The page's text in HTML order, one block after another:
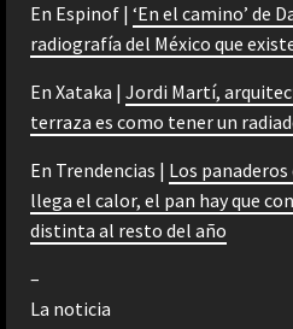
En Espinof | ‘En el camino’ de
radiografía del México que
En Xataka | Jordi Martí,
terraza es como tener un
En Trendencias | Los
llega el calor, el pan hay que
distinta al resto del año
–
La noticia